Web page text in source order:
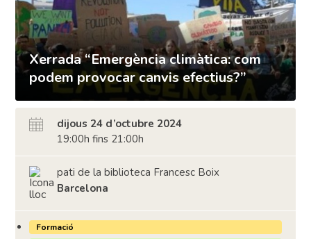
Xerrada “Emergència climàtica: com
podem provocar canvis efectius?”
dijous 24 d’octubre 2024
19:00h fins 21:00h
pati de la biblioteca Francesc Boix
Barcelona
Formació